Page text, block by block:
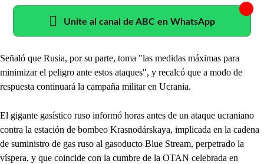
Unite al canal de ABC en WhatsApp
Señaló que Rusia, por su parte, toma "las medidas máximas para
minimizar el peligro ante estos ataques", y recalcó que a modo de
respuesta continuará la campaña militar en Ucrania.
El gigante gasístico ruso informó horas antes de un ataque ucraniano
contra la estación de bombeo Krasnodárskaya, implicada en la cadena
de suministro de gas ruso al gasoducto Blue Stream, perpetrado la
víspera, y que coincide con la cumbre de la OTAN celebrada en